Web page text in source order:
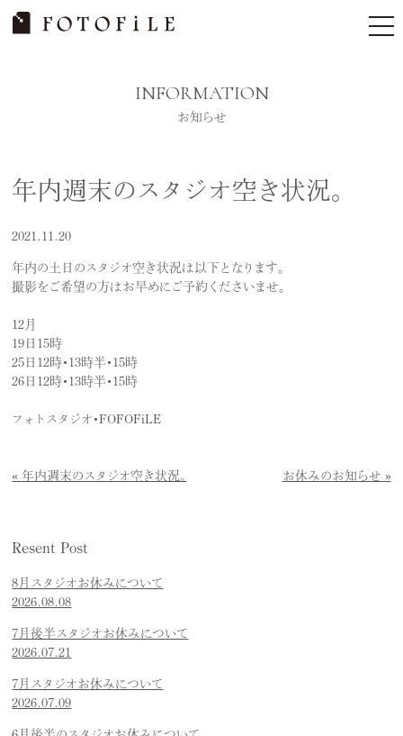
Skip
INFORMATION
お知らせ
年内週末のスタジオ空き状況。
2021.11.20
年内の土日のスタジオ空き状況は以下となります。
撮影をご希望の方はお早めにご予約くださいませ。
12月
19日15時
25日12時・13時半・15時
26日12時・13時半・15時
フォトスタジオ・FOFOFiLE
年内週末のスタジオ空き状況。 お休みのお知らせ
Resent Post
8月スタジオお休みについて
2026.08.08
7月後半スタジオお休みについて
2026.07.21
7月スタジオお休みについて
2026.07.09